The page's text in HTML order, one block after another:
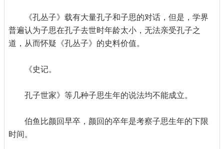
《孔丛子》载有大量孔子和子思的对话，但是，学界
普遍认为子思在孔子去世时年龄太小，无法亲受孔子之
道，从而怀疑《孔丛子》的史料价值。
《史记。
孔子世家》等几种子思生年的说法均不能成立。
伯鱼比颜回早卒，颜回的卒年是考察子思生年的下限
时间。